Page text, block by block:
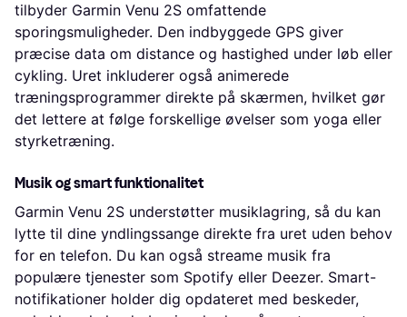
tilbyder Garmin Venu 2S omfattende
sporingsmuligheder. Den indbyggede GPS giver
præcise data om distance og hastighed under løb eller
cykling. Uret inkluderer også animerede
træningsprogrammer direkte på skærmen, hvilket gør
det lettere at følge forskellige øvelser som yoga eller
styrketræning.
Musik og smart funktionalitet
Garmin Venu 2S understøtter musiklagring, så du kan
lytte til dine yndlingssange direkte fra uret uden behov
for en telefon. Du kan også streame musik fra
populære tjenester som Spotify eller Deezer. Smart-
notifikationer holder dig opdateret med beskeder,